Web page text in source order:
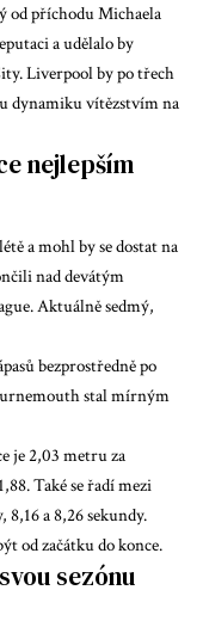
od příchodu Michaela
a udělalo by
Liverpool by po třech
dynamiku vítězstvím na
nejlepším
a mohl by se dostat na
nad devátým
Aktuálně sedmý,
bezprostředně po
stal mírným
je 2,03 metru za
Také se řadí mezi
a 8,26 sekundy.
od začátku do konce.
sezónu